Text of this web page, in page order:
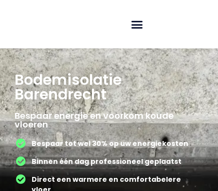
Bodemisolatie
Barendrecht
Bespaar energie en voorkom koude
vloeren
Bespaar tot wel 30% op uw energiekosten
Binnen één dag professioneel geplaatst
Direct een warmere en comfortabelere